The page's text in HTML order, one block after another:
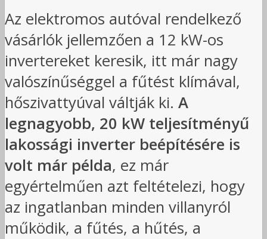
Az elektromos autóval rendelkező
vásárlók jellemzően a 12 kW-os
invertereket keresik, itt már nagy
valószínűséggel a fűtést klímával,
hőszivattyúval váltják ki. A
legnagyobb, 20 kW teljesítményű
lakossági inverter beépítésére is
volt már példa, ez már
egyértelműen azt feltételezi, hogy
az ingatlanban minden villanyról
működik, a fűtés, a hűtés, a